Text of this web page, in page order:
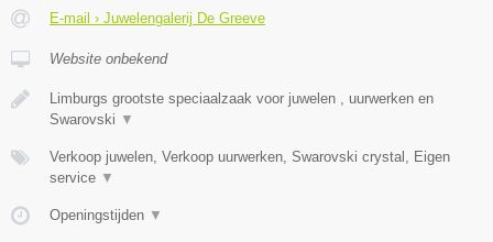
E-mail › Juwelengalerij De Greeve
Website onbekend
Limburgs grootste speciaalzaak voor juwelen , uurwerken en
Swarovski ▼
Verkoop juwelen, Verkoop uurwerken, Swarovski crystal, Eigen
service ▼
Openingstijden ▼